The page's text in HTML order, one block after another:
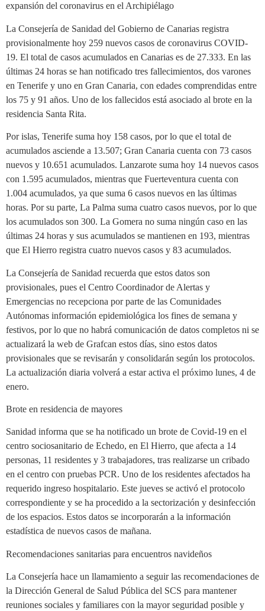
expansión del coronavirus en el Archipiélago
La Consejería de Sanidad del Gobierno de Canarias registra
provisionalmente hoy 259 nuevos casos de coronavirus COVID-
19. El total de casos acumulados en Canarias es de 27.333. En las
últimas 24 horas se han notificado tres fallecimientos, dos varones
en Tenerife y uno en Gran Canaria, con edades comprendidas entre
los 75 y 91 años. Uno de los fallecidos está asociado al brote en la
residencia Santa Rita.
Por islas, Tenerife suma hoy 158 casos, por lo que el total de
acumulados asciende a 13.507; Gran Canaria cuenta con 73 casos
nuevos y 10.651 acumulados. Lanzarote suma hoy 14 nuevos casos
con 1.595 acumulados, mientras que Fuerteventura cuenta con
1.004 acumulados, ya que suma 6 casos nuevos en las últimas
horas. Por su parte, La Palma suma cuatro casos nuevos, por lo que
los acumulados son 300. La Gomera no suma ningún caso en las
últimas 24 horas y sus acumulados se mantienen en 193, mientras
que El Hierro registra cuatro nuevos casos y 83 acumulados.
La Consejería de Sanidad recuerda que estos datos son
provisionales, pues el Centro Coordinador de Alertas y
Emergencias no recepciona por parte de las Comunidades
Autónomas información epidemiológica los fines de semana y
festivos, por lo que no habrá comunicación de datos completos ni se
actualizará la web de Grafcan estos días, sino estos datos
provisionales que se revisarán y consolidarán según los protocolos.
La actualización diaria volverá a estar activa el próximo lunes, 4 de
enero.
Brote en residencia de mayores
Sanidad informa que se ha notificado un brote de Covid-19 en el
centro sociosanitario de Echedo, en El Hierro, que afecta a 14
personas, 11 residentes y 3 trabajadores, tras realizarse un cribado
en el centro con pruebas PCR. Uno de los residentes afectados ha
requerido ingreso hospitalario. Este jueves se activó el protocolo
correspondiente y se ha procedido a la sectorización y desinfección
de los espacios. Estos datos se incorporarán a la información
estadística de nuevos casos de mañana.
Recomendaciones sanitarias para encuentros navideños
La Consejería hace un llamamiento a seguir las recomendaciones de
la Dirección General de Salud Pública del SCS para mantener
reuniones sociales y familiares con la mayor seguridad posible y